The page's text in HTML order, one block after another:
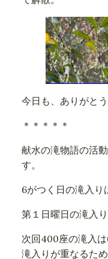
今日も、ありがと
＊＊＊＊＊
献水の滝物語の活
す。
6がつく日の滝入り
第１日曜日の滝入
次回400座の滝入
滝入りが重なるた